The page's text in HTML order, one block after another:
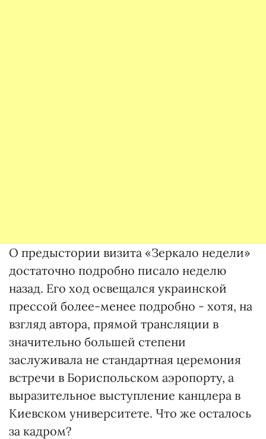
О предыстории визита «Зеркало недели»
достаточно подробно писало неделю
назад. Его ход освещался украинской
прессой более-менее подробно - хотя, на
взгляд автора, прямой трансляции в
значительно большей степени
заслуживала не стандартная церемония
встречи в Бориспольском аэропорту, а
выразительное выступление канцлера в
Киевском университете. Что же осталось
за кадром?